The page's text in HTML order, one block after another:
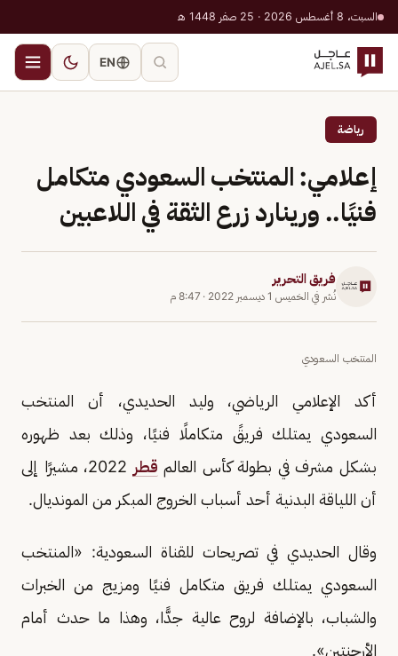
السبت، 8 أغسطس 2026 · 25 صفر 1448 هـ
EN
رياضة
إعلامي: المنتخب السعودي متكامل
فنيًا.. ورينارد زرع الثقة في اللاعبين
فريق التحرير
نُشر في الخميس 1 ديسمبر 2022 · 8:47 م
المنتخب السعودي
أكد الإعلامي الرياضي، وليد الحديدي، أن المنتخب
السعودي يمتلك فريقً متكاملًا فنيًا، وذلك بعد ظهوره
بشكل مشرف في بطولة كأس العالم قطر
2022، مشيرًا إلى
أن اللياقة البدنية أحد أسباب الخروج المبكر من المونديال.
وقال الحديدي في تصريحات للقناة السعودية: «المنتخب
السعودي يمتلك فريق متكامل فنيًا ومزيج من الخبرات
والشباب، بالإضافة لروح عالية جدًّا، وهذا ما حدث أمام
الأرجنتين».